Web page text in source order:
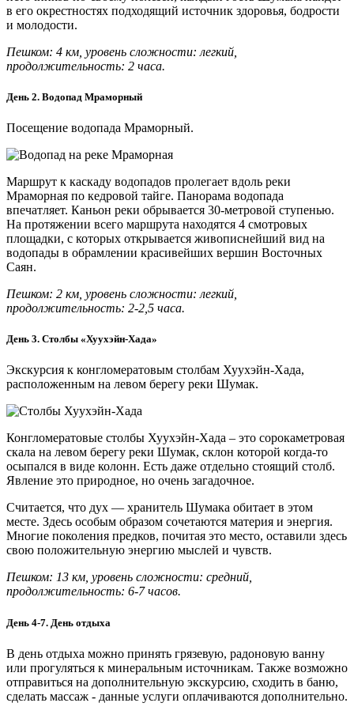
в его окрестностях подходящий источник здоровья, бодрости
и молодости.
Пешком: 4 км, уровень сложности: легкий,
продолжительность: 2 часа.
День 2. Водопад Мраморный
Посещение водопада Мраморный.
Маршрут к каскаду водопадов пролегает вдоль реки
Мраморная по кедровой тайге. Панорама водопада
впечатляет. Каньон реки обрывается 30-метpовой ступенью.
На протяжении всего маршрута находятся 4 смотровых
площадки, с которых открывается живописнейший вид на
водопады в обрамлении красивейших вершин Восточных
Саян.
Пешком: 2 км, уровень сложности: легкий,
продолжительность: 2-2,5 часа.
День 3. Столбы «Хуухэйн-Хада»
Экскурсия к конгломератовым столбам Хуухэйн-Хада,
расположенным на левом берегу реки Шумак.
Конгломератовые столбы Хуухэйн-Хада – это сорокаметровая
скала на левом берегу реки Шумак, склон которой когда-то
осыпался в виде колонн. Есть даже отдельно стоящий столб.
Явление это природное, но очень загадочное.
Считается, что дух — хранитель Шумака обитает в этом
месте. Здесь особым образом сочетаются материя и энергия.
Многие поколения предков, почитая это место, оставили здесь
свою положительную энергию мыслей и чувств.
Пешком: 13 км, уровень сложности: средний,
продолжительность: 6-7 часов.
День 4-7. День отдыха
В день отдыха можно принять грязевую, радоновую ванну
или прогуляться к минеральным источникам. Также возможно
отправиться на дополнительную экскурсию, сходить в баню,
сделать массаж - данные услуги оплачиваются дополнительно.